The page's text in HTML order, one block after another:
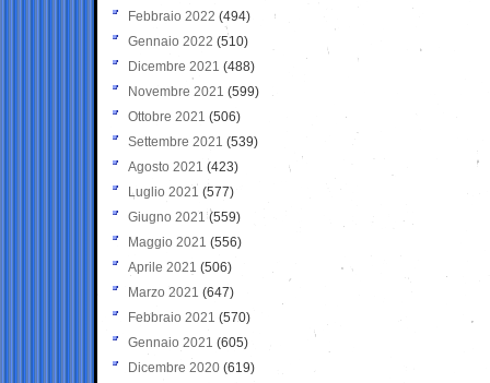
Febbraio 2022 (494)
Gennaio 2022 (510)
Dicembre 2021 (488)
Novembre 2021 (599)
Ottobre 2021 (506)
Settembre 2021 (539)
Agosto 2021 (423)
Luglio 2021 (577)
Giugno 2021(559)
Maggio 2021 (556)
Aprile 2021 (506)
Marzo 2021 (647)
Febbraio 2021 (570)
Gennaio 2021 (605)
Dicembre 2020 (619)